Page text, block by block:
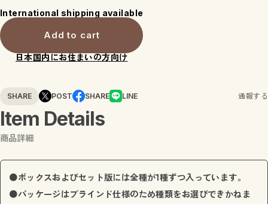
International shipping available
Add to cart
日本国内にお住まいの方向け
SHARE POST SHARE LINE 通報する
Item Details
商品詳細
●ボックスおよびセット版には全種が1種ずつ入っています。
●パッケージはブラインド仕様のため種類をお選びできかねま